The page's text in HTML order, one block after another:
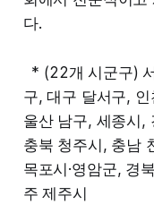
다.
* (22개 시군구)
구, 대구 달서구,
울산 남구, 세종시,
충북 청주시, 충남
목포시·영암군, 경
주 제주시